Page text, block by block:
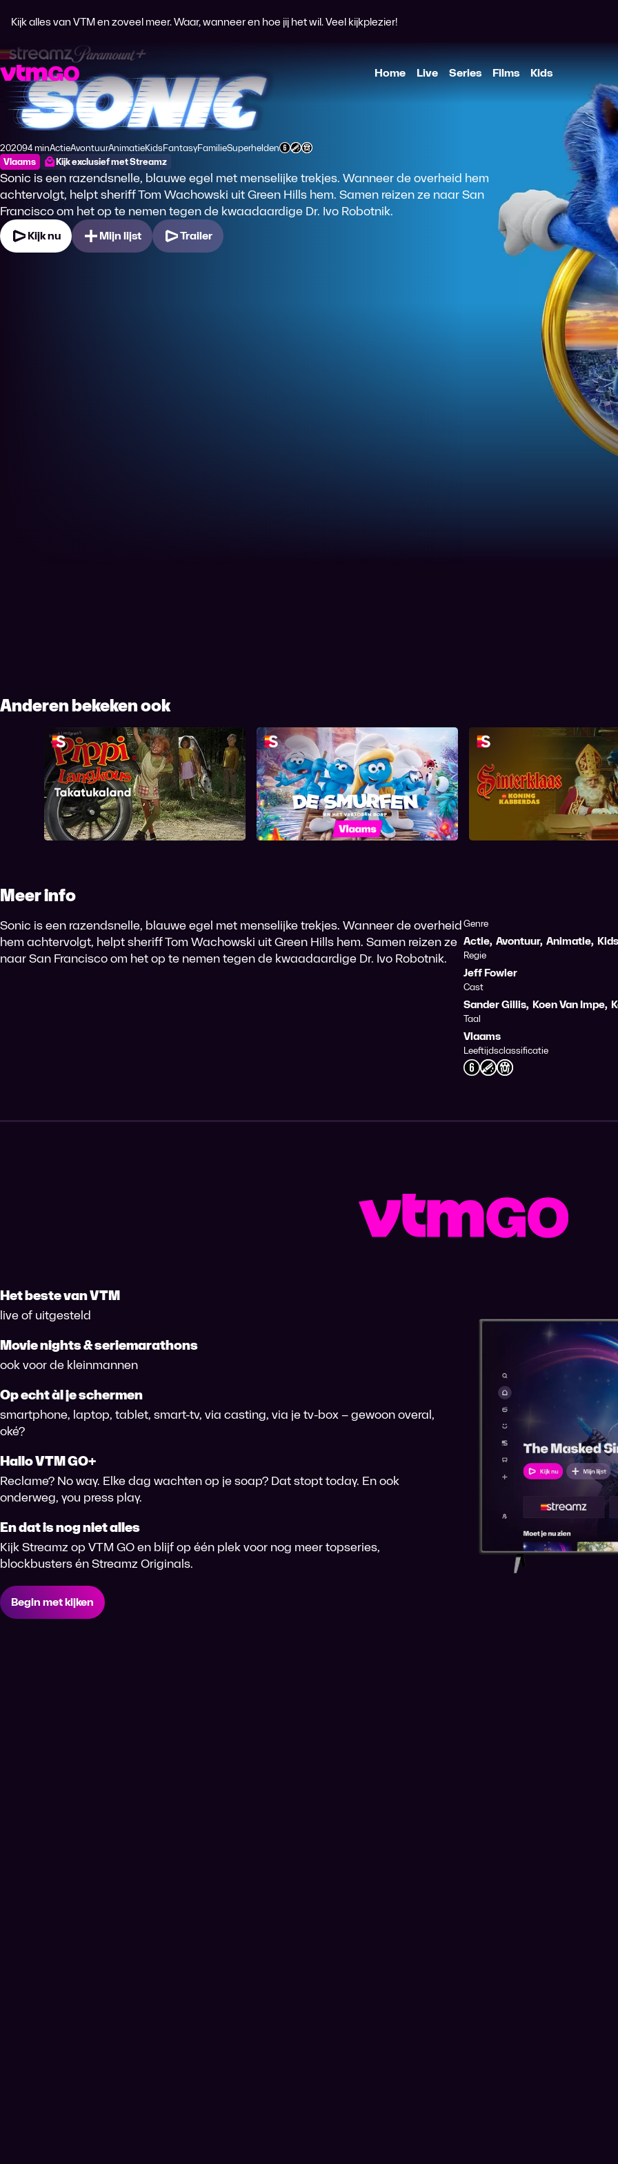
Kijk alles van VTM en zoveel meer. Waar, wanneer en hoe jij het wil. Veel kijkplezier!
Home Live Series Films Kids
Sonic, de Film
Productiejaar
2020
Tijdsduur
94 min
Genre
Actie
Genre
Avontuur
Genre
Animatie
Genre
Kids
Genre
Fantasy
Genre
Familie
Genre
Superhelden
Leeftijdsclassificatie
Vlaams Kijk exclusief met Streamz
Sonic is een razendsnelle, blauwe egel met menselijke trekjes. Wanneer de overheid hem
achtervolgt, helpt sheriff Tom Wachowski uit Green Hills hem. Samen reizen ze naar San
Francisco om het op te nemen tegen de kwaadaardige Dr. Ivo Robotnik.
Kijk nu Mijn lijst Trailer
Anderen bekeken ook
Pippi in Takatukaland
De Smurfen en het Verloren
Dorp
Sinterklaas en
Kabberdas
Meer info
Sonic is een razendsnelle, blauwe egel met menselijke trekjes. Wanneer de overheid
hem achtervolgt, helpt sheriff Tom Wachowski uit Green Hills hem. Samen reizen ze
naar San Francisco om het op te nemen tegen de kwaadaardige Dr. Ivo Robotnik.
Genre
Actie, Avontuur, Animatie, Kids
Regie
Jeff Fowler
Cast
Sander Gillis, Koen Van Impe,
Taal
Vlaams
Leeftijdsclassificatie
Het beste van VTM
live of uitgesteld
Movie nights & seriemarathons
ook voor de kleinmannen
Op echt àl je schermen
smartphone, laptop, tablet, smart-tv, via casting, via je tv-box – gewoon overal,
oké?
Hallo VTM GO+
Reclame? No way. Elke dag wachten op je soap? Dat stopt today. En ook
onderweg, you press play.
En dat is nog niet alles
Kijk Streamz op VTM GO en blijf op één plek voor nog meer topseries,
blockbusters én Streamz Originals.
Begin met kijken